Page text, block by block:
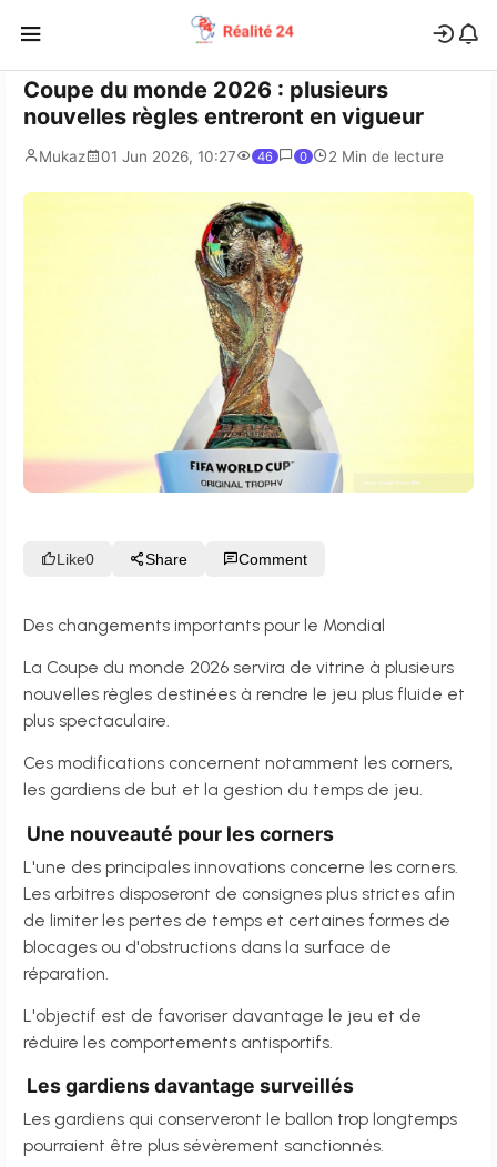
Coupe du monde 2026 : plusieurs
nouvelles règles entreront en vigueur
Mukaz 01 Jun 2026, 10:27 46 0 2 Min de lecture
Like0 Share Comment
Des changements importants pour le Mondial
La Coupe du monde 2026 servira de vitrine à plusieurs
nouvelles règles destinées à rendre le jeu plus fluide et
plus spectaculaire.
Ces modifications concernent notamment les corners,
les gardiens de but et la gestion du temps de jeu.
Une nouveauté pour les corners
L'une des principales innovations concerne les corners.
Les arbitres disposeront de consignes plus strictes afin
de limiter les pertes de temps et certaines formes de
blocages ou d'obstructions dans la surface de
réparation.
L'objectif est de favoriser davantage le jeu et de
réduire les comportements antisportifs.
Les gardiens davantage surveillés
Les gardiens qui conserveront le ballon trop longtemps
pourraient être plus sévèrement sanctionnés.